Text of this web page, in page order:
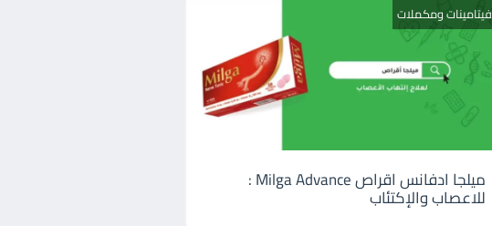
فيتامينات ومكملات
ميلجا ادفانس اقراص Milga Advance :
للاعصاب والإكتئاب